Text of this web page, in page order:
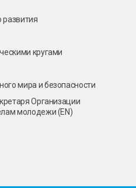
развития
кругами
мира и безопасности
Организации
молодежи (EN)